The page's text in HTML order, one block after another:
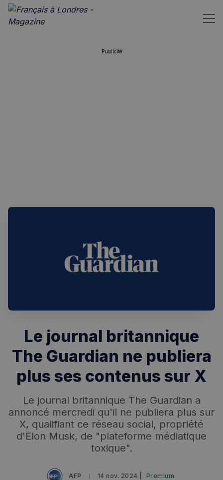
Événements à venir
Publicité
Le journal britannique
The Guardian ne publiera
plus ses contenus sur X
Le journal britannique The Guardian a
annoncé mercredi qu'il ne publiera plus sur
X, qualifiant ce réseau social, propriété
d'Elon Musk, de "plateforme médiatique
toxique".
AFP 14 nov. 2024 | Premium